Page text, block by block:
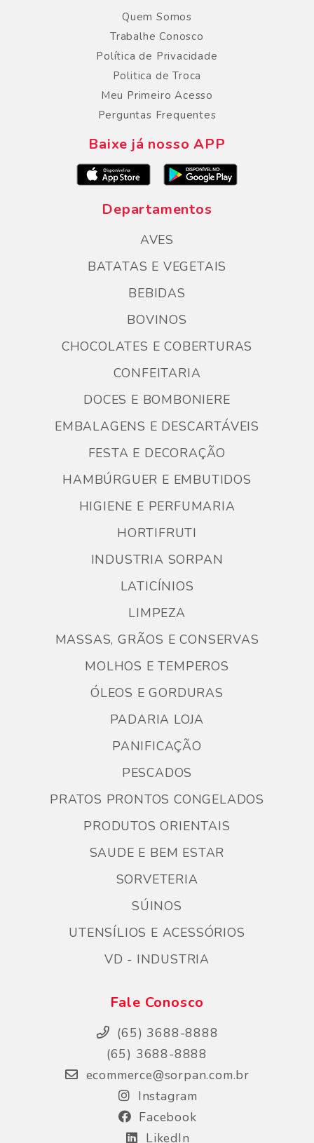
Quem Somos
Trabalhe Conosco
Política de Privacidade
Politica de Troca
Meu Primeiro Acesso
Perguntas Frequentes
Baixe já nosso APP
Departamentos
AVES
BATATAS E VEGETAIS
BEBIDAS
BOVINOS
CHOCOLATES E COBERTURAS
CONFEITARIA
DOCES E BOMBONIERE
EMBALAGENS E DESCARTÁVEIS
FESTA E DECORAÇÃO
HAMBÚRGUER E EMBUTIDOS
HIGIENE E PERFUMARIA
HORTIFRUTI
INDUSTRIA SORPAN
LATICÍNIOS
LIMPEZA
MASSAS, GRÃOS E CONSERVAS
MOLHOS E TEMPEROS
ÓLEOS E GORDURAS
PADARIA LOJA
PANIFICAÇÃO
PESCADOS
PRATOS PRONTOS CONGELADOS
PRODUTOS ORIENTAIS
SAUDE E BEM ESTAR
SORVETERIA
SÚINOS
UTENSÍLIOS E ACESSÓRIOS
VD - INDUSTRIA
Fale Conosco
(65) 3688-8888
(65) 3688-8888
ecommerce@sorpan.com.br
Instagram
Facebook
LikedIn